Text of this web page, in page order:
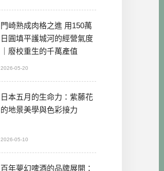
門崎熟成肉格之進 用150萬
日圓填平護城河的經營氣度
｜廢校重生的千萬產值
2026-05-20
日本五月的生命力：紫藤花
的地景美學與色彩接力
2026-05-10
百年夢幻啤酒的品牌展開：